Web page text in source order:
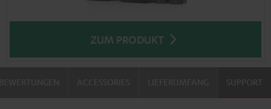
ZUM PRODUKT
SUPPORT